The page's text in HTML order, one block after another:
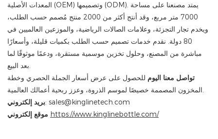
المعدات الأصلية (OEM) وتصميمها (ODM). يمتد مصنعنا على مساحة
7000 متر مربع، وقد أنتج أكثر من 2000 منتج مُصمم حسب الطلب،
ويخدم تجار التجزئة، وعلامات الصالات الرياضية، والموزعين العالميين في
80 دولة. نقدم خدمات تصميم حسب الطلب بكميات قليلة، وأسعارًا
مباشرة من المصنع، وحلول تخزين موسمية مستقرة، ودعمًا موثوقًا لما
بعد البيع.
تواصل معنا اليوم للحصول على عرض أسعار الجملة الحصري وخطة
المخزون المصممة خصيصًا لموسم الذروة، وعزز ربحية أعمالك العالمية.
بريد إلكتروني: sales@kinglinetech.com
موقع إلكتروني https://www.kinglinebottle.com/